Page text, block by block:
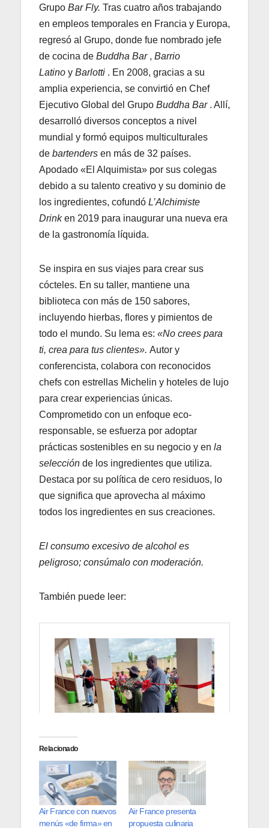
Grupo Bar Fly. Tras cuatro años trabajando
en empleos temporales en Francia y Europa,
regresó al Grupo, donde fue nombrado jefe
de cocina de Buddha Bar, Barrio
Latino y Barlotti . En 2008, gracias a su
amplia experiencia, se convirtió en Chef
Ejecutivo Global del Grupo Buddha Bar. Allí,
desarrolló diversos conceptos a nivel
mundial y formó equipos multiculturales
de bartenders en más de 32 países.
Apodado «El Alquimista» por sus colegas
debido a su talento creativo y su dominio de
los ingredientes, cofundó L’Alchimiste
Drinken 2019 para inaugurar una nueva era
de la gastronomía líquida.
Se inspira en sus viajes para crear sus
cócteles. En su taller, mantiene una
biblioteca con más de 150 sabores,
incluyendo hierbas, flores y pimientos de
todo el mundo. Su lema es: «No crees para
ti, crea para tus clientes». Autor y
conferencista, colabora con reconocidos
chefs con estrellas Michelin y hoteles de lujo
para crear experiencias únicas.
Comprometido con un enfoque eco-
responsable, se esfuerza por adoptar
prácticas sostenibles en su negocio y en la
selección de los ingredientes que utiliza.
Destaca por su política de cero residuos, lo
que significa que aprovecha al máximo
todos los ingredientes en sus creaciones.
El consumo excesivo de alcohol es
peligroso; consúmalo con moderación.
También puede leer:
Relacionado
Air France con nuevos
menús «de firma» en
Air France presenta
propuesta culinaria